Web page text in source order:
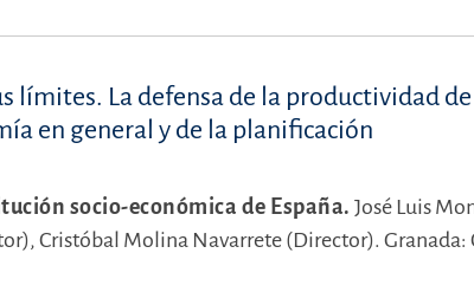
límites. La defensa de la productividad de
en general y de la planificación
socio-económica de España. José Luis
Cristóbal Molina Navarrete (Director). Granada: